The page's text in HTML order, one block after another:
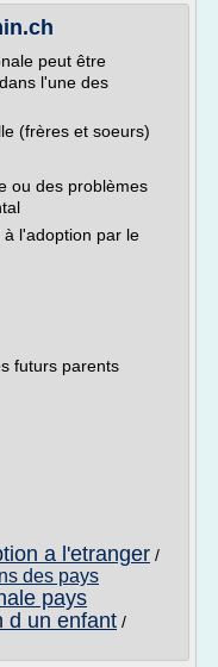
peut être
l'une des
(frères et soeurs)
ou des problèmes
l'adoption par le
futurs parents
a l'etranger /
des pays
pays
d un enfant /